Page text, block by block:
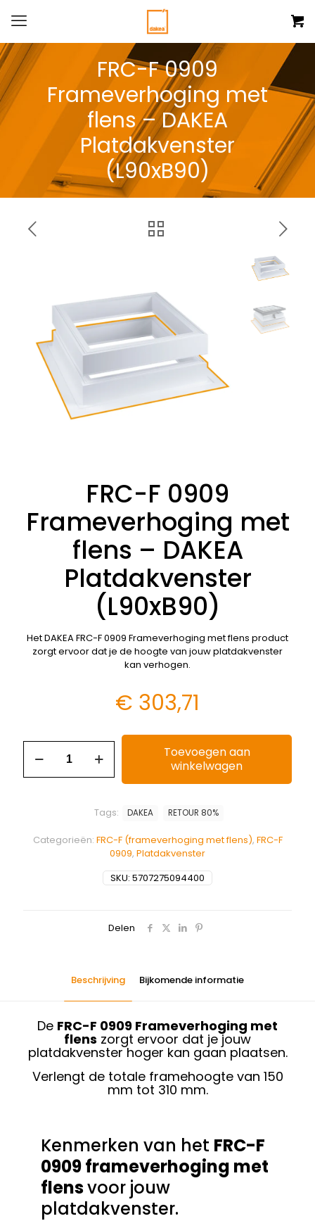
FRC-F 0909
Frameverhoging met
flens – DAKEA
Platdakvenster
(L90xB90)
FRC-F 0909
Frameverhoging met
flens – DAKEA
Platdakvenster
(L90xB90)
Het DAKEA FRC-F 0909 Frameverhoging met flens product
zorgt ervoor dat je de hoogte van jouw platdakvenster
kan verhogen.
€ 303,71
Toevoegen aan
winkelwagen
SKU: 5707275094400
Categorieën: FRC-F (frameverhoging met flens), FRC-F
0909, Platdakvenster
Tags: DAKEA RETOUR 80%
Delen
Beschrijving Bijkomende informatie
De FRC-F 0909 Frameverhoging met
flens zorgt ervoor dat je jouw
platdakvenster hoger kan gaan plaatsen.
Verlengt de totale framehoogte van 150
mm tot 310 mm.
Kenmerken van het FRC-F
0909 frameverhoging met
flensvoor jouw
platdakvenster.